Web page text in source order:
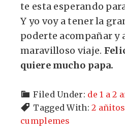
te esta esperando
Y yo voy a tener la
poderte acompañar y
maravilloso viaje.
quiere mucho papa.
Filed Under: de 1 a 2
Tagged With:2 añitos
cumplemes